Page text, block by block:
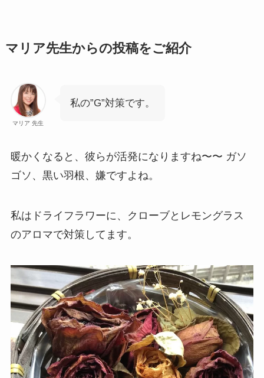
マリア先生からの投稿をご紹介
マリア 先生
私の”G”対策です。
暖かくなると、彼らが活発になりますね〜〜 ガソ
ゴソ、黒い羽根、嫌ですよね。
私はドライフラワーに、クローブとレモングラス
のアロマで対策してます。